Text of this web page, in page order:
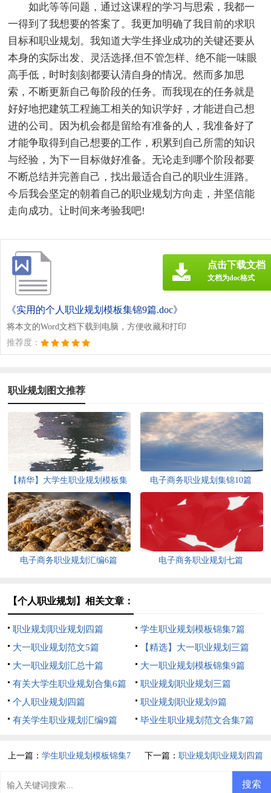
如此等等问题，通过这课程的学习与思索，我都一
一得到了我想要的答案了。我更加明确了我目前的求职
目标和职业规划。我知道大学生择业成功的关键还要从
本身的实际出发、灵活选择,但不管怎样、绝不能一味眼
高手低，时时刻刻都要认清自身的情况。然而多加思
索，不断更新自己每阶段的任务。而我现在的任务就是
好好地把建筑工程施工相关的知识学好，才能进自己想
进的公司。因为机会都是留给有准备的人，我准备好了
才能争取得到自己想要的工作，积累到自己所需的知识
与经验，为下一目标做好准备。无论走到哪个阶段都要
不断总结并完善自己，找出最适合自己的职业生涯路。
今后我会坚定的朝着自己的职业规划方向走，并坚信能
走向成功。让时间来考验我吧!
《实用的个人职业规划模板集锦9篇.doc》
将本文的Word文档下载到电脑，方便收藏和打印
推荐度：
点击下载文档
文档为doc格式
职业规划图文推荐
【精华】大学生职业规划模板集
锦6篇
电子商务职业规划集锦10篇
电子商务职业规划汇编6篇 电子商务职业规划七篇
【个人职业规划】相关文章：
职业规划职业规划四篇
学生职业规划模板锦集7篇
大一职业规划范文5篇
【精选】大一职业规划三篇
大一职业规划汇总十篇
大一职业规划模板锦集9篇
有关大学生职业规划合集6篇
职业规划职业规划三篇
个人职业规划四篇
职业规划职业规划9篇
有关学生职业规划汇编9篇
毕业生职业规划范文合集7篇
上一篇：学生职业规划模板锦集7 下一篇： 职业规划职业规划四篇